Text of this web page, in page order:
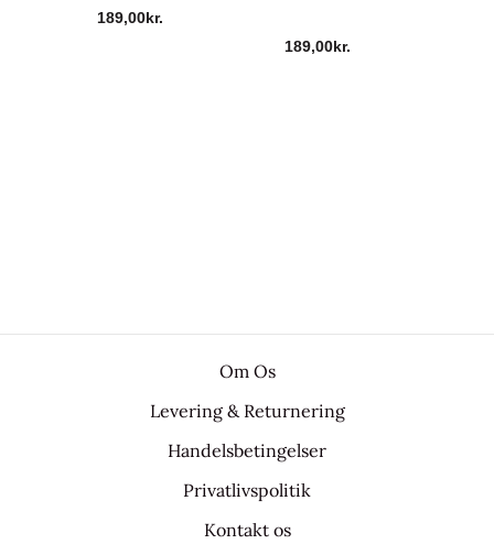
189,00kr.
189,00kr.
Om Os
Levering & Returnering
Handelsbetingelser
Privatlivspolitik
Kontakt os